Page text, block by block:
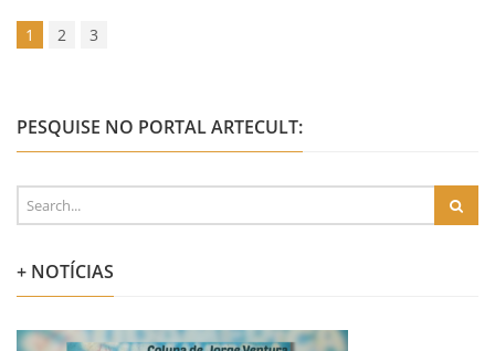
1 2 3
PESQUISE NO PORTAL ARTECULT:
+ NOTÍCIAS